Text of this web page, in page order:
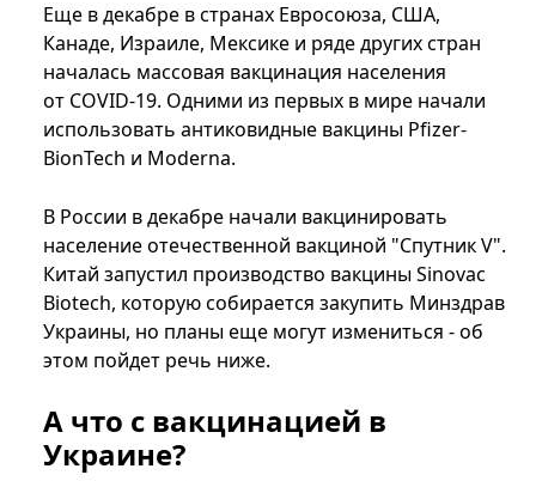
Еще в декабре в странах Евросоюза, США,
Канаде, Израиле, Мексике и ряде других стран
началась массовая вакцинация населения
от COVID-19. Одними из первых в мире начали
использовать антиковидные вакцины Pfizer-
BionTech и Moderna.
В России в декабре начали вакцинировать
население отечественной вакциной "Спутник V".
Китай запустил производство вакцины Sinovac
Biotech, которую собирается закупить Минздрав
Украины, но планы еще могут измениться - об
этом пойдет речь ниже.
А что с вакцинацией в
Украине?